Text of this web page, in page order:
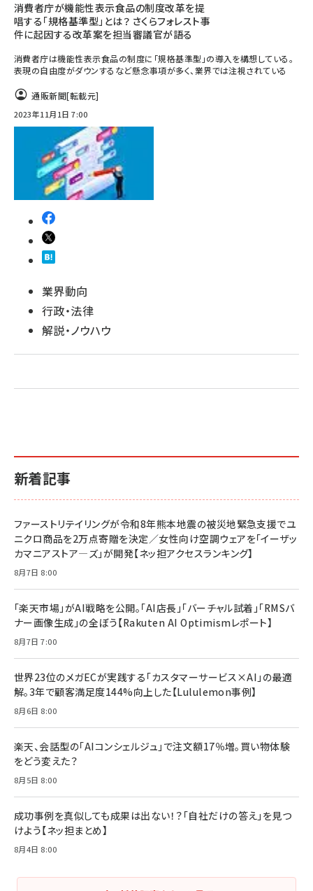
消費者庁が機能性表示食品の制度改革を提
唱する「規格基準型」とは？ さくらフォレスト事
件に起因する改革案を担当審議官が語る
消費者庁は機能性表示食品の制度に「規格基準型」の導入を構想している。
表現の自由度がダウンするなど懸念事項が多く、業界では注視されている
通販新聞[転載元]
2023年11月1日 7:00
業界動向
行政・法律
解説・ノウハウ
新着記事
ファーストリテイリングが令和8年熊本地震の被災地緊急支援でユ
ニクロ商品を2万点寄贈を決定／女性向け空調ウェアを「イーザッ
カマニアストア―ズ」が開発【ネッ担アクセスランキング】
8月7日 8:00
「楽天市場」がAI戦略を公開。「AI店長」「バーチャル試着」「RMSバ
ナー画像生成」の全ぼう【Rakuten AI Optimismレポート】
8月7日 7:00
世界23位のメガECが実践する「カスタマーサービス×AI」の最適
解。3年で顧客満足度144%向上した【Lululemon事例】
8月6日 8:00
楽天、会話型の「AIコンシェルジュ」で注文額17％増。買い物体験
をどう変えた？
8月5日 8:00
成功事例を真似しても成果は出ない！？「自社だけの答え」を見つ
けよう【ネッ担まとめ】
8月4日 8:00